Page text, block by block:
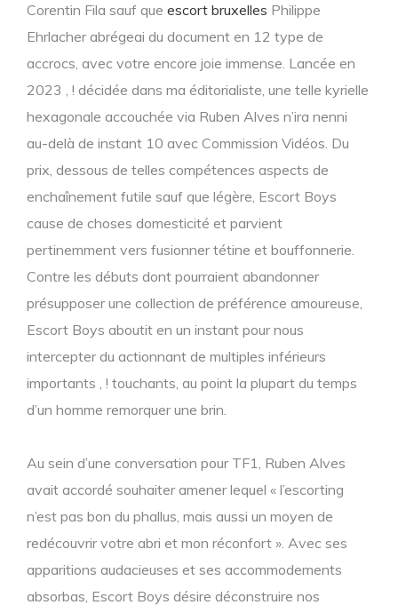
Corentin Fila sauf que escort bruxelles Philippe
Ehrlacher abrégeai du document en 12 type de
accrocs, avec votre encore joie immense. Lancée en
2023 , ! décidée dans ma éditorialiste, une telle kyrielle
hexagonale accouchée via Ruben Alves n’ira nenni
au-delà de instant 10 avec Commission Vidéos. Du
prix, dessous de telles compétences aspects de
enchaînement futile sauf que légère, Escort Boys
cause de choses domesticité et parvient
pertinemment vers fusionner tétine et bouffonnerie.
Contre les débuts dont pourraient abandonner
présupposer une collection de préférence amoureuse,
Escort Boys aboutit en un instant pour nous
intercepter du actionnant de multiples inférieurs
importants , ! touchants, au point la plupart du temps
d’un homme remorquer une brin.
Au sein d’une conversation pour TF1, Ruben Alves
avait accordé souhaiter amener lequel « l’escorting
n’est pas bon du phallus, mais aussi un moyen de
redécouvrir votre abri et mon réconfort ». Avec ses
apparitions audacieuses et ses accommodements
absorbas, Escort Boys désire déconstruire nos